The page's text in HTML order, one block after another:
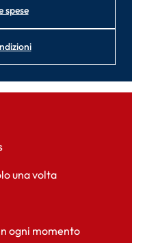
spese
una volta
ogni momento